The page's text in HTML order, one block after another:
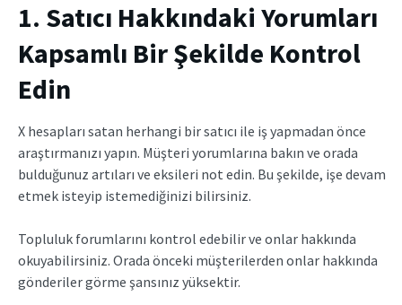
1. Satıcı Hakkındaki Yorumları
Kapsamlı Bir Şekilde Kontrol
Edin
X hesapları satan herhangi bir satıcı ile iş yapmadan önce
araştırmanızı yapın. Müşteri yorumlarına bakın ve orada
bulduğunuz artıları ve eksileri not edin. Bu şekilde, işe devam
etmek isteyip istemediğinizi bilirsiniz.
Topluluk forumlarını kontrol edebilir ve onlar hakkında
okuyabilirsiniz. Orada önceki müşterilerden onlar hakkında
gönderiler görme şansınız yüksektir.